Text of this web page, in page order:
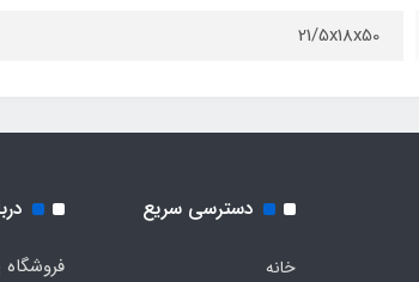
21/5x18x50
دسترسی سریع
خانه